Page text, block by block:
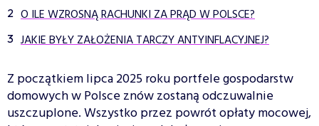
O ILE WZROSNĄ RACHUNKI ZA PRĄD W POLSCE?
JAKIE BYŁY ZAŁOŻENIA TARCZY ANTYINFLACYJNEJ?
Z początkiem lipca 2025 roku portfele gospodarstw
domowych w Polsce znów zostaną odczuwalnie
uszczuplone. Wszystko przez powrót opłaty mocowej,